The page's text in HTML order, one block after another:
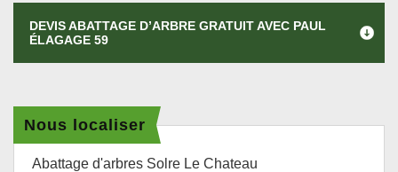
DEVIS ABATTAGE D’ARBRE GRATUIT AVEC PAUL
ÉLAGAGE 59
Nous localiser
Abattage d'arbres Solre Le Chateau